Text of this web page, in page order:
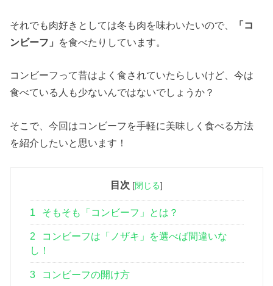
それでも肉好きとしては冬も肉を味わいたいので、
「コ
ンビーフ」 を食べたりしています。
コンビーフって昔はよく食されていたらしいけど、今は
食べている人も少ないんではないでしょうか？
そこで、今回はコンビーフを手軽に美味しく食べる方法
を紹介したいと思います！
目次 [閉じる]
1 そもそも「コンビーフ」とは？
2
コンビーフは「ノザキ」を選べば間違いな
し！
3 コンビーフの開け方